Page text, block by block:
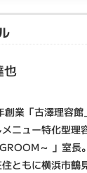
也
創業「古澤理容
ニュー特化型理
～ 」室長
ともに横浜市鶴